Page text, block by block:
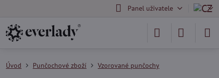
Panel uživatele
Úvod Punčochové zboží Vzorované punčochy